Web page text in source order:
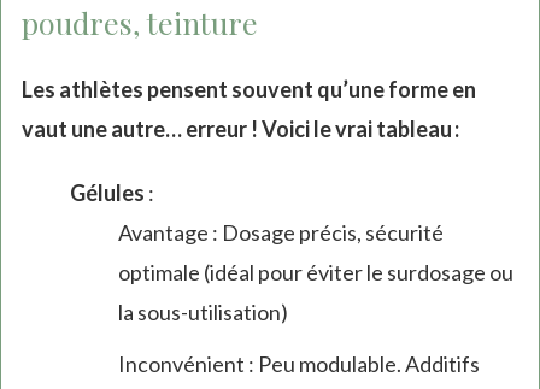
poudres, teinture
Les athlètes pensent souvent qu’une forme en
vaut une autre… erreur ! Voici le vrai tableau :
Gélules :
Avantage : Dosage précis, sécurité
optimale (idéal pour éviter le surdosage ou
la sous-utilisation)
Inconvénient : Peu modulable. Additifs